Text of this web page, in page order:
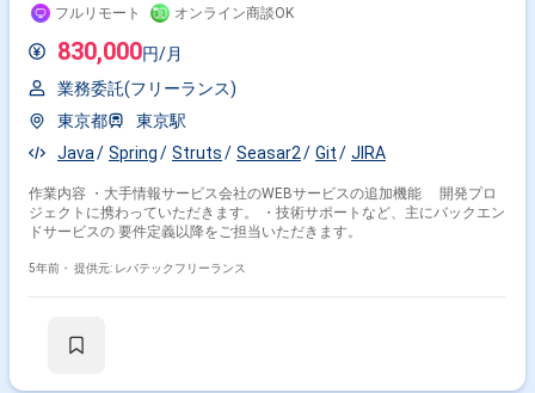
フルリモート オンライン商談OK
830,000円/月
業務委託(フリーランス)
東京都
東京駅
Java
Spring Struts Seasar2 Git JIRA
作業内容 ・大手情報サービス会社のWEBサービスの追加機能 開発プロ
ジェクトに携わっていただきます。 ・技術サポートなど、主にバックエン
ドサービスの 要件定義以降をご担当いただきます。
5年前・ 提供元: レバテックフリーランス